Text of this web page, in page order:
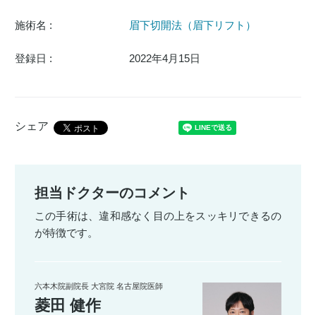
施術名 : 眉下切開法（眉下リフト）
登録日 : 2022年4月15日
シェア
担当ドクターのコメント
この手術は、違和感なく目の上をスッキリできるの
が特徴です。
六本木院副院長 大宮院 名古屋院医師
菱田 健作